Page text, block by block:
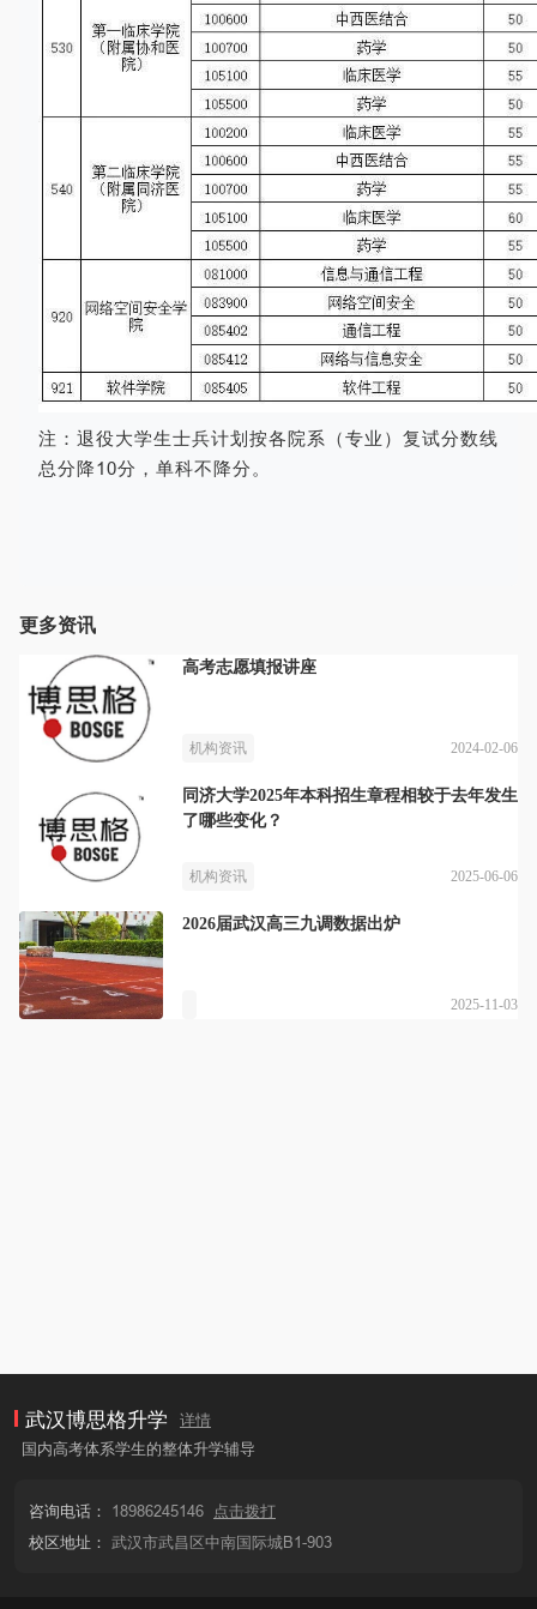
注：退役大学生士兵计划按各院系（专业 ） 复试分数线
总分降10分，单科不降分。
更多资讯
高考志愿填报讲座
机构资讯 2024-02-06
同济大学2025年本科招生章程相较于去年发生
了哪些变化？
机构资讯 2025-06-06
2026届武汉高三九调数据出炉
2025-11-03
武汉博思格升学
详情
国内高考体系学生的整体升学辅导
咨询电话： 18986245146
点击拨打
校区地址： 武汉市武昌区中南国际城B1-903